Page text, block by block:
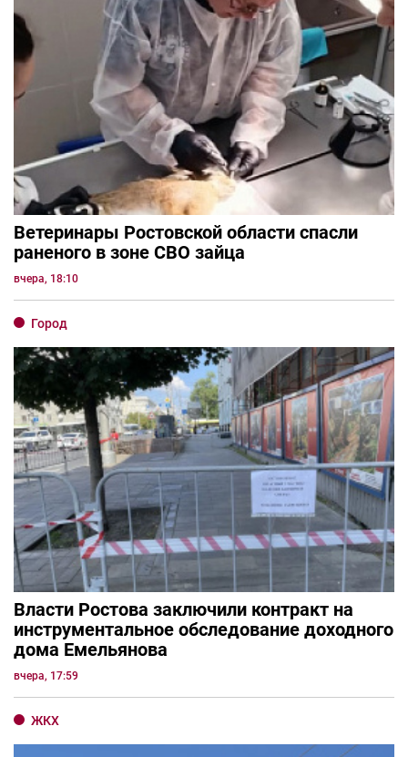
Ветеринары Ростовской области спасли
раненого в зоне СВО зайца
вчера, 18:10
Город
Власти Ростова заключили контракт на
инструментальное обследование доходного
дома Емельянова
вчера, 17:59
ЖКХ